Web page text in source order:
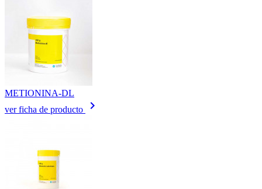
METIONINA-DL
ver ficha de producto
keyboard_arrow_right